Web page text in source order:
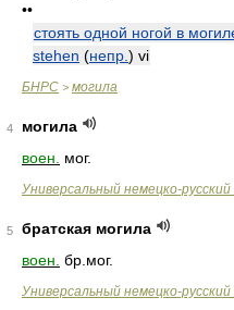
••
стоять одной ногой в
stehen (непр. ) vi
БНРС > могила
4
могила
воен.
мог.
Универсальный немецко-русский
5
братская могила
воен. бр.мог.
Универсальный немецко-русский